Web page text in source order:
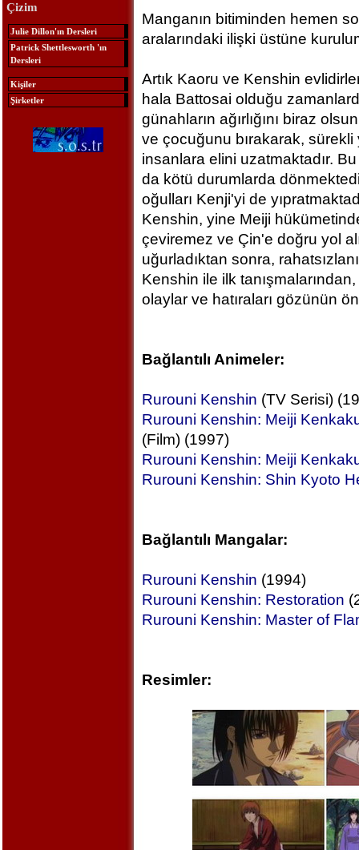
Çizim
Julie Dillon'ın Dersleri
Patrick Shettlesworth 'ın
Dersleri
Kişiler
Şirketler
Manganın bitiminden hemen
aralarındaki ilişki üstüne
Artık Kaoru ve Kenshin
hala Battosai olduğu
günahların ağırlığını biraz
ve çocuğunu bırakarak,
insanlara elini uzatmaktadır.
da kötü durumlarda
oğulları Kenji'yi de
Kenshin, yine Meiji
çeviremez ve Çin'e doğru yol
uğurladıktan sonra,
Kenshin ile ilk
olaylar ve hatıraları gözünün
Bağlantılı Animeler:
Rurouni Kenshin (TV Serisi)
Rurouni Kenshin: Meiji
(Film) (1997)
Rurouni Kenshin: Meiji
Rurouni Kenshin: Shin Kyoto
Bağlantılı Mangalar:
Rurouni Kenshin (1994)
Rurouni Kenshin: Restoration
Rurouni Kenshin: Master of
Resimler: